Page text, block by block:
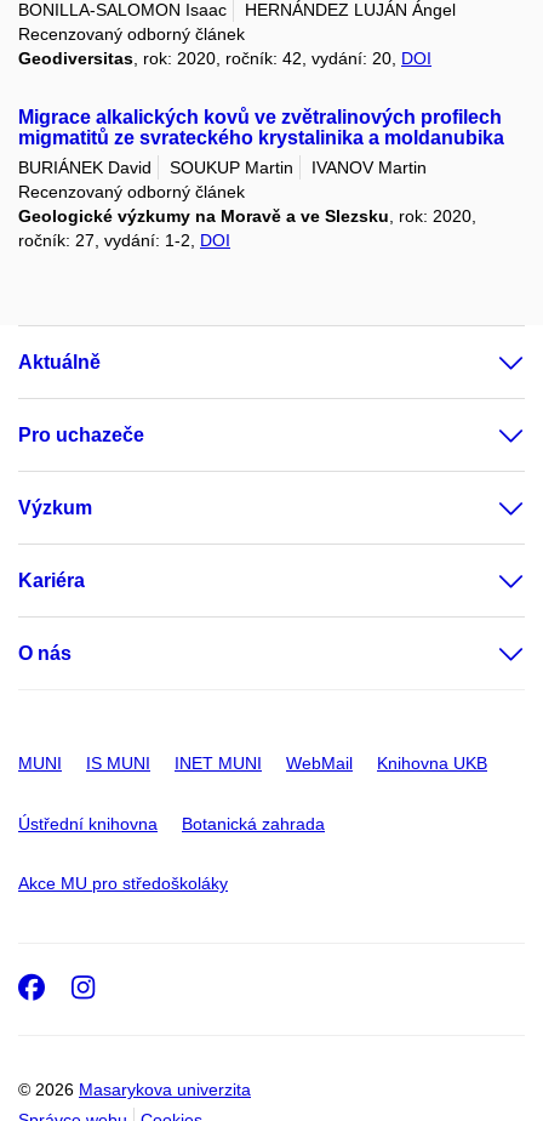
BONILLA-SALOMON Isaac
HERNÁNDEZ LUJÁN Ángel
Recenzovaný odborný článek
Geodiversitas , rok: 2020, ročník: 42, vydání: 20, DOI
Migrace alkalických kovů ve zvětralinových profilech
migmatitů ze svrateckého krystalinika a moldanubika
BURIÁNEK David SOUKUP Martin
IVANOV Martin
Recenzovaný odborný článek
Geologické výzkumy na Moravě a ve Slezsku, rok: 2020,
ročník: 27, vydání: 1-2, DOI
Aktuálně
Pro uchazeče
Výzkum
Kariéra
O nás
MUNI IS MUNI INET MUNI WebMail Knihovna UKB
Ústřední knihovna Botanická zahrada
Akce MU pro středoškoláky
© 2026 Masarykova univerzita
Facebook
Instagram